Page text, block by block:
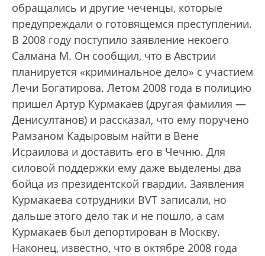
обращались и другие чеченцы, которые
предупреждали о готовящемся преступлении.
В 2008 году поступило заявление некоего
Салмана М. Он сообщил, что в Австрии
планируется «криминальное дело» с участием
Лечи Богатирова. Летом 2008 года в полицию
пришел Артур Курмакаев (другая фамилия —
Денисултанов) и рассказал, что ему поручено
Рамзаном Кадыровым найти в Вене
Исраилова и доставить его в Чечню. Для
силовой поддержки ему даже выделены два
бойца из президентской гвардии. Заявления
Курмакаева сотрудники BVT записали, но
дальше этого дело так и не пошло, а сам
Курмакаев был депортирован в Москву.
Наконец, известно, что в октябре 2008 года